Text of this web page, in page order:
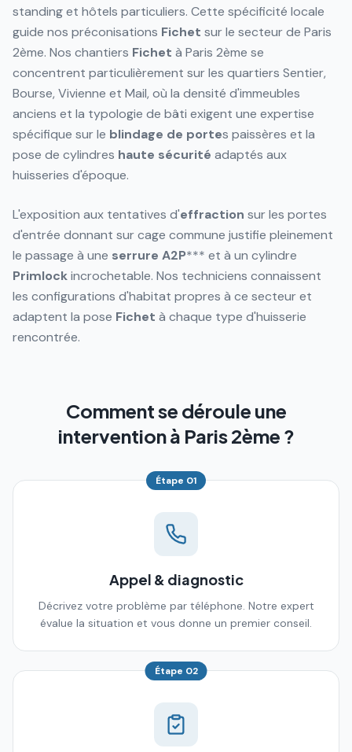
standing et hôtels particuliers. Cette spécificité locale
guide nos préconisations Fichet sur le secteur de Paris
2ème. Nos chantiers Fichet à Paris 2ème se
concentrent particulièrement sur les quartiers Sentier,
Bourse, Vivienne et Mail, où la densité d'immeubles
anciens et la typologie de bâti exigent une expertise
spécifique sur le blindage de portes paissères et la
pose de cylindres haute sécurité adaptés aux
huisseries d'époque.
L'exposition aux tentatives d'effraction sur les portes
d'entrée donnant sur cage commune justifie pleinement
le passage à une serrure A2P*** et à un cylindre
Primlockincrochetable. Nos techniciens connaissent
les configurations d'habitat propres à ce secteur et
adaptent la pose Fichet à chaque type d'huisserie
rencontrée.
Comment se déroule une
intervention à Paris 2ème ?
Étape 01
Appel & diagnostic
Décrivez votre problème par téléphone. Notre expert
évalue la situation et vous donne un premier conseil.
Étape 02